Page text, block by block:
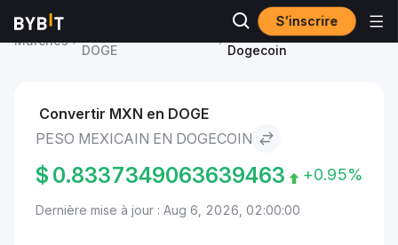
S’inscrire
Marchés
DOGE
Peso mexicain to
Dogecoin
Convertir MXN en DOGE
PESO MEXICAIN EN DOGECOIN
$ 0.8337349063639463 +0.95%
Dernière mise à jour : Aug 6, 2026, 02:00:00